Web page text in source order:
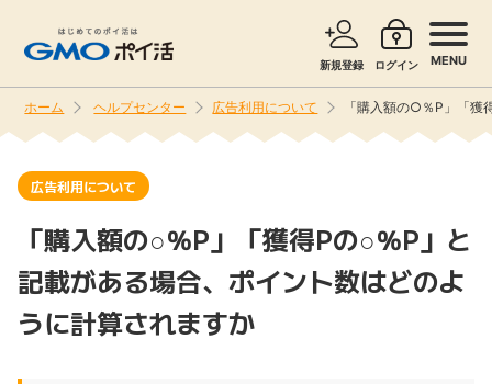
新規登録 ログイン MENU
ホーム ヘルプセンター 広告利用について 「購入額の○％P」「
お知らせ
新着
高還元
旅行・レンタカー
無料サービス
広告利用について
「購入額の○％P」「獲得Pの○％P」と
記載がある場合、ポイント数はどのよ
うに計算されますか